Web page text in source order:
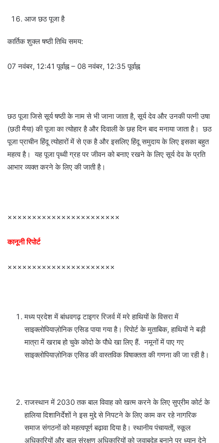
आज छठ पूजा है
कार्तिक शुक्ल षष्ठी तिथि समय:
07 नवंबर, 12:41 पूर्वाह्न – 08 नवंबर, 12:35 पूर्वाह्न
छठ पूजा जिसे सूर्य षष्ठी के नाम से भी जाना जाता है, सूर्य देव और उनकी पत्नी उषा
(छठी मैया) की पूजा का त्योहार है और दिवाली के छह दिन बाद मनाया जाता है। छठ
पूजा प्राचीन हिंदू त्योहारों में से एक है और इसलिए हिंदू समुदाय के लिए इसका बहुत
महत्व है। यह पूजा पृथ्वी ग्रह पर जीवन को बनाए रखने के लिए सूर्य देव के प्रति
आभार व्यक्त करने के लिए की जाती है।
×××××××××××××××××××××××
कानूनी रिपोर्ट
××××××××××××××××××××××
मध्य प्रदेश में बांधवगढ़ टाइगर रिजर्व में मरे हाथियों के विसरा में
साइक्लोपियाज़ोनिक एसिड पाया गया है। रिपोर्ट के मुताबिक, हाथियों ने बड़ी
मात्रा में खराब हो चुके कोदो के पौधे खा लिए हैं. नमूनों में पाए गए
साइक्लोपियाज़ोनिक एसिड की वास्तविक विषाक्तता की गणना की जा रही है।
राजस्थान में 2030 तक बाल विवाह को खत्म करने के लिए सुप्रीम कोर्ट के
हालिया दिशानिर्देशों ने इस मुद्दे से निपटने के लिए काम कर रहे नागरिक
समाज संगठनों को महत्वपूर्ण बढ़ावा दिया है। स्थानीय पंचायतों, स्कूल
अधिकारियों और बाल संरक्षण अधिकारियों को जवाबदेह बनाने पर ध्यान देने